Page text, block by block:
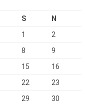
S
N
1
2
8
9
15
16
22
23
29 30